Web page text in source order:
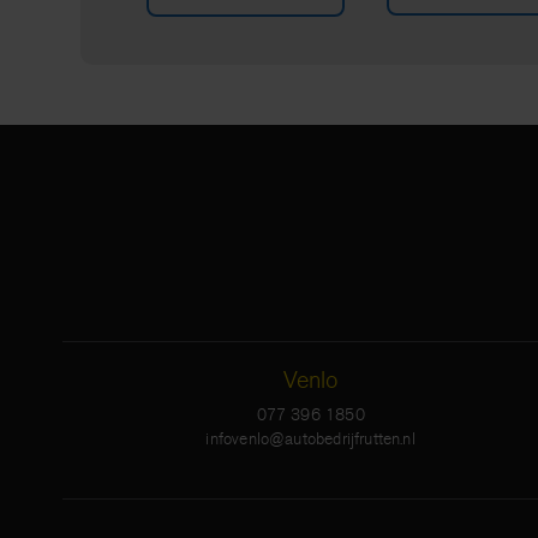
Venlo
077 396 1850
infovenlo@autobedrijfrutten.nl